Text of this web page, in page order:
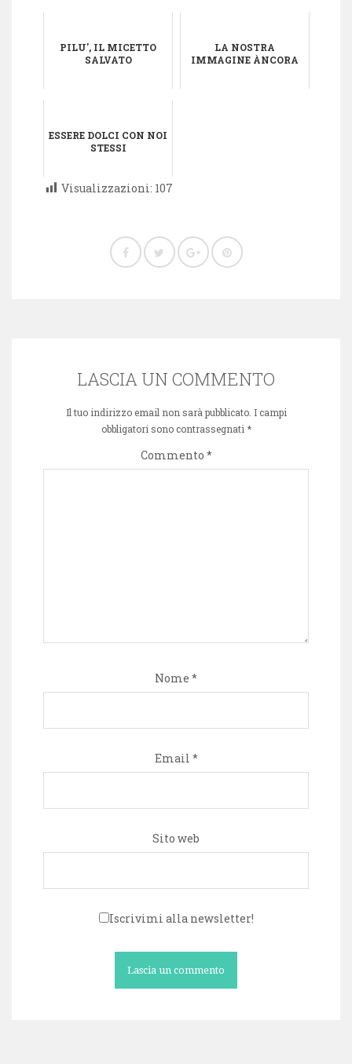
PILU', IL MICETTO
SALVATO
LA NOSTRA
IMMAGINE ÀNCORA
ESSERE DOLCI CON NOI
STESSI
Visualizzazioni: 107
LASCIA UN COMMENTO
Il tuo indirizzo email non sarà pubblicato. I campi
obbligatori sono contrassegnati *
Commento *
Nome *
Email *
Sito web
Iscrivimi alla newsletter!